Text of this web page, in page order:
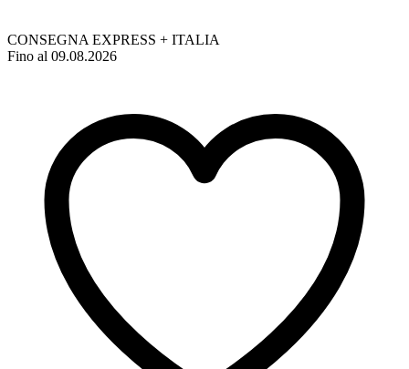
CONSEGNA EXPRESS + ITALIA
Fino al 09.08.2026